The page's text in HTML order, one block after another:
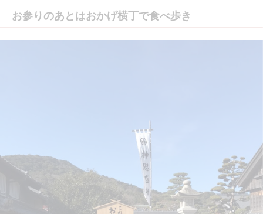
お参りのあとはおかげ横丁で食べ歩き